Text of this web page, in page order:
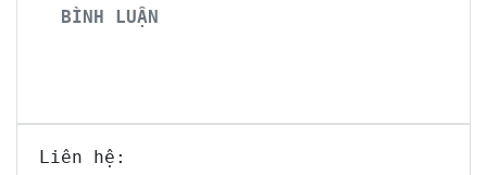
BÌNH LUẬN
Liên hệ: